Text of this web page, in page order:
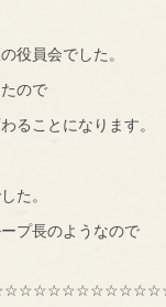
役員会でした。
ので
ることになります。
た。
プ長のようなので